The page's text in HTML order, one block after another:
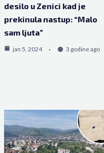
desilo u Zenici kad je
prekinula nastup: “Malo
sam ljuta”
jan 5, 2024 3 godine ago